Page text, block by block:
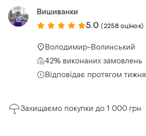
Вишиванки
5.0 (2258 оцінок)
Володимир-Волинський
42% виконаних замовлень
Відповідає протягом тижня
Захищаємо покупки до 1 000 грн